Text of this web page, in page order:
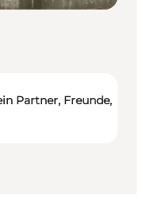
Partner, Freunde,